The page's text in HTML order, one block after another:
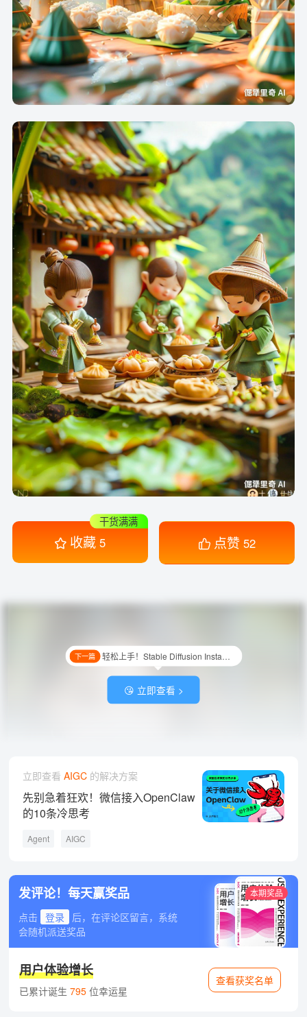
收藏 5
干货满满
点赞 52
😘 立即查看 >
下一篇 轻松上手！Stable Diffusion InstantID 精准人像技巧！
立即查看 AIGC的解决方案
先别急着狂欢！微信接入OpenClaw
的10条冷思考
Agent AIGC
发评论！每天赢奖品
点击 登录
后，在评论区留言，系统
会随机派送奖品
本期奖品
用户体验增长
已累计诞生 795位幸运星
查看获奖名单